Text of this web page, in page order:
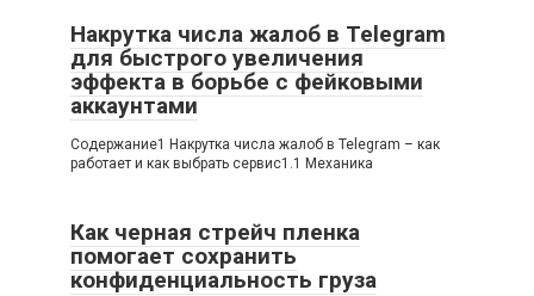
Накрутка числа жалоб в Telegram
для быстрого увеличения
эффекта в борьбе с фейковыми
аккаунтами
Содержание1 Накрутка числа жалоб в Telegram – как
работает и как выбрать сервис1.1 Механика
Как черная стрейч пленка
помогает сохранить
конфиденциальность груза